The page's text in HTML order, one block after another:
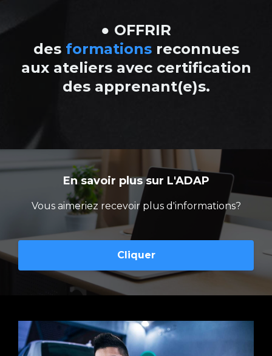
● OFFRIR
des formations reconnues
aux ateliers avec certification
des apprenant(e)s.
En savoir plus sur L'ADAP
Vous aimeriez recevoir plus d'informations?
Cliquer